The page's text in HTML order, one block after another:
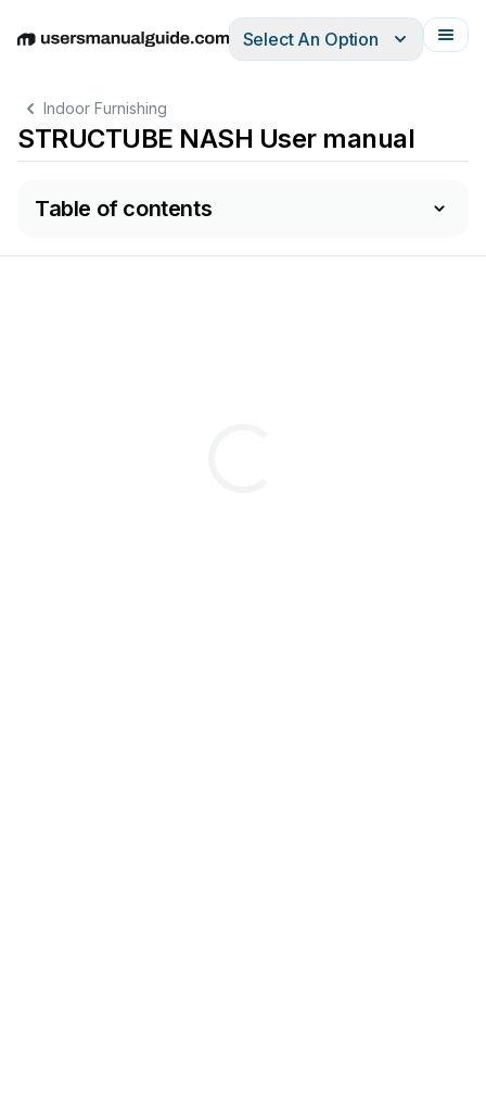
EnglishDeutschEspañolItalianoFrançais
Select An Option
Indoor Furnishing
STRUCTUBE NASH User manual
Table of contents